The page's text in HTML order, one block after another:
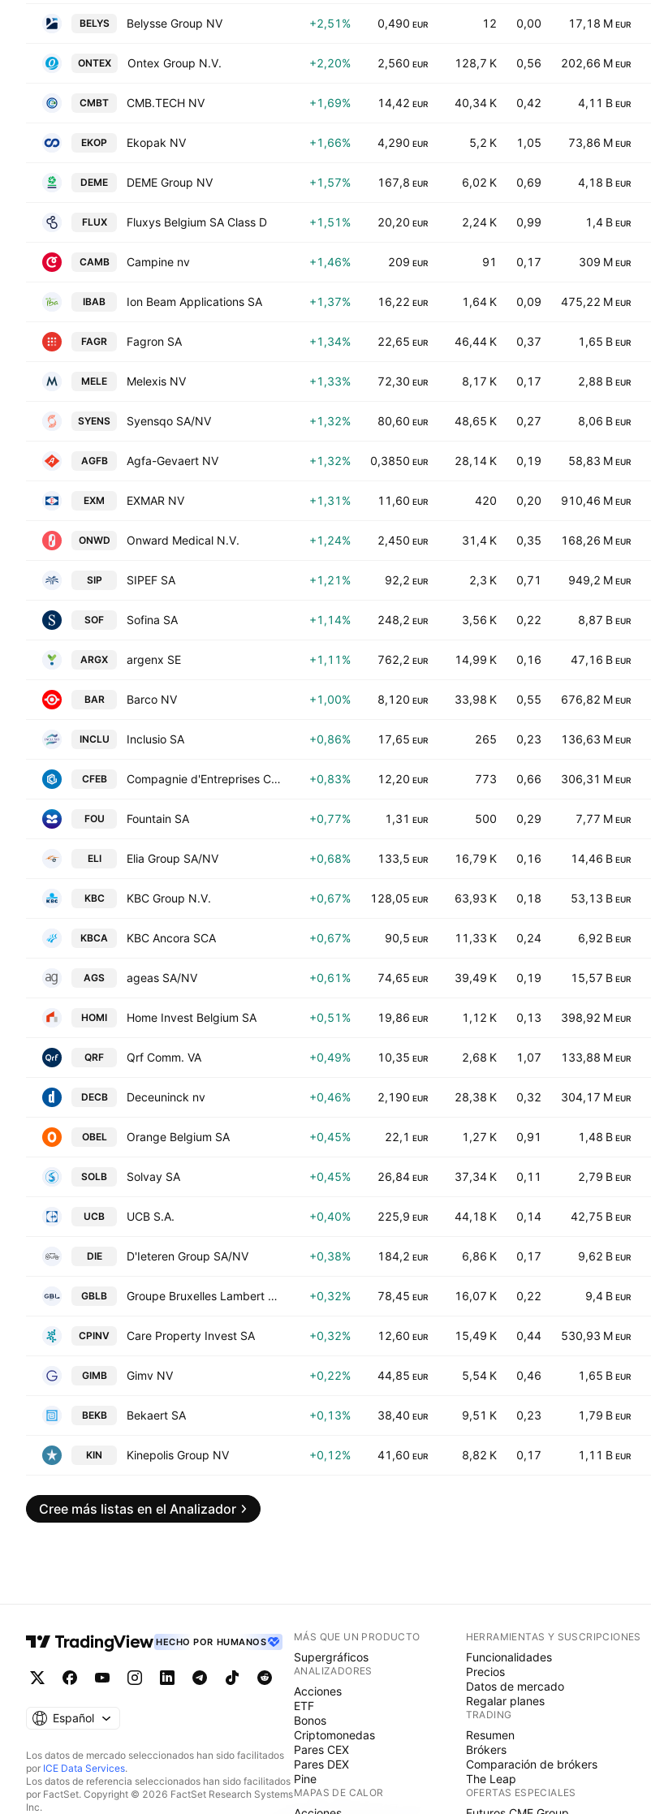
BELYS Belysse Group NV +2,51% 0,490 EUR 12 0,00 17,18 M EUR
ONTEX Ontex Group N.V. +2,20% 2,560 EUR 128,7 K 0,56 202,66 M EUR
CMBT CMB.TECH NV +1,69% 14,42 EUR 40,34 K 0,42 4,11 B EUR
EKOP Ekopak NV +1,66% 4,290 EUR 5,2 K 1,05 73,86 M EUR
DEME DEME Group NV +1,57% 167,8 EUR 6,02 K 0,69 4,18 B EUR
FLUX Fluxys Belgium SA Class D +1,51% 20,20 EUR 2,24 K 0,99 1,4 B EUR
CAMB Campine nv +1,46% 209 EUR 91 0,17 309 M EUR
IBAB Ion Beam Applications SA +1,37% 16,22 EUR 1,64 K 0,09 475,22 M EUR
FAGR Fagron SA +1,34% 22,65 EUR 46,44 K 0,37 1,65 B EUR
MELE Melexis NV +1,33% 72,30 EUR 8,17 K 0,17 2,88 B EUR
SYENS Syensqo SA/NV +1,32% 80,60 EUR 48,65 K 0,27 8,06 B EUR
AGFB Agfa-Gevaert NV +1,32% 0,3850 EUR 28,14 K 0,19 58,83 M EUR
EXM EXMAR NV +1,31% 11,60 EUR 420 0,20 910,46 M EUR
ONWD Onward Medical N.V. +1,24% 2,450 EUR 31,4 K 0,35 168,26 M EUR
SIP SIPEF SA +1,21% 92,2 EUR 2,3 K 0,71 949,2 M EUR
SOF Sofina SA +1,14% 248,2 EUR 3,56 K 0,22 8,87 B EUR
ARGX argenx SE +1,11% 762,2 EUR 14,99 K 0,16 47,16 B EUR
BAR Barco NV +1,00% 8,120 EUR 33,98 K 0,55 676,82 M EUR
INCLU Inclusio SA +0,86% 17,65 EUR 265 0,23 136,63 M EUR
CFEB Compagnie d'Entreprises CFE SA +0,83% 12,20 EUR 773 0,66 306,31 M EUR
FOU Fountain SA +0,77% 1,31 EUR 500 0,29 7,77 M EUR
ELI Elia Group SA/NV +0,68% 133,5 EUR 16,79 K 0,16 14,46 B EUR
KBC KBC Group N.V. +0,67% 128,05 EUR 63,93 K 0,18 53,13 B EUR
KBCA KBC Ancora SCA +0,67% 90,5 EUR 11,33 K 0,24 6,92 B EUR
AGS ageas SA/NV +0,61% 74,65 EUR 39,49 K 0,19 15,57 B EUR
HOMI Home Invest Belgium SA +0,51% 19,86 EUR 1,12 K 0,13 398,92 M EUR
QRF Qrf Comm. VA +0,49% 10,35 EUR 2,68 K 1,07 133,88 M EUR
DECB Deceuninck nv +0,46% 2,190 EUR 28,38 K 0,32 304,17 M EUR
OBEL Orange Belgium SA +0,45% 22,1 EUR 1,27 K 0,91 1,48 B EUR
SOLB Solvay SA +0,45% 26,84 EUR 37,34 K 0,11 2,79 B EUR
UCB UCB S.A. +0,40% 225,9 EUR 44,18 K 0,14 42,75 B EUR
DIE D'Ieteren Group SA/NV +0,38% 184,2 EUR 6,86 K 0,17 9,62 B EUR
GBLB Groupe Bruxelles Lambert SA +0,32% 78,45 EUR 16,07 K 0,22 9,4 B EUR
CPINV Care Property Invest SA +0,32% 12,60 EUR 15,49 K 0,44 530,93 M EUR
GIMB Gimv NV +0,22% 44,85 EUR 5,54 K 0,46 1,65 B EUR
BEKB Bekaert SA +0,13% 38,40 EUR 9,51 K 0,23 1,79 B EUR
KIN Kinepolis Group NV +0,12% 41,60 EUR 8,82 K 0,17 1,11 B EUR
Cree más listas en el Analizador
HECHO POR HUMANOS
Español
Los datos de mercado seleccionados han sido facilitados
por ICE Data Services.
Los datos de referencia seleccionados han sido facilitados
por FactSet. Copyright © 2026 FactSet Research Systems
Inc.
MÁS QUE UN PRODUCTO
Supergráficos
ANALIZADORES
Acciones
ETF
Bonos
Criptomonedas
Pares CEX
Pares DEX
Pine
MAPAS DE CALOR
HERRAMIENTAS Y SUSCRIPCIONES
Funcionalidades
Precios
Datos de mercado
Regalar planes
TRADING
Resumen
Brókers
Comparación de brókers
The Leap
OFERTAS ESPECIALES